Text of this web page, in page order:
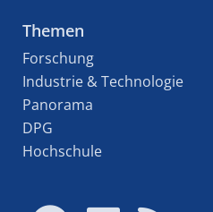
Themen
Forschung
Industrie & Technologie
Panorama
DPG
Hochschule